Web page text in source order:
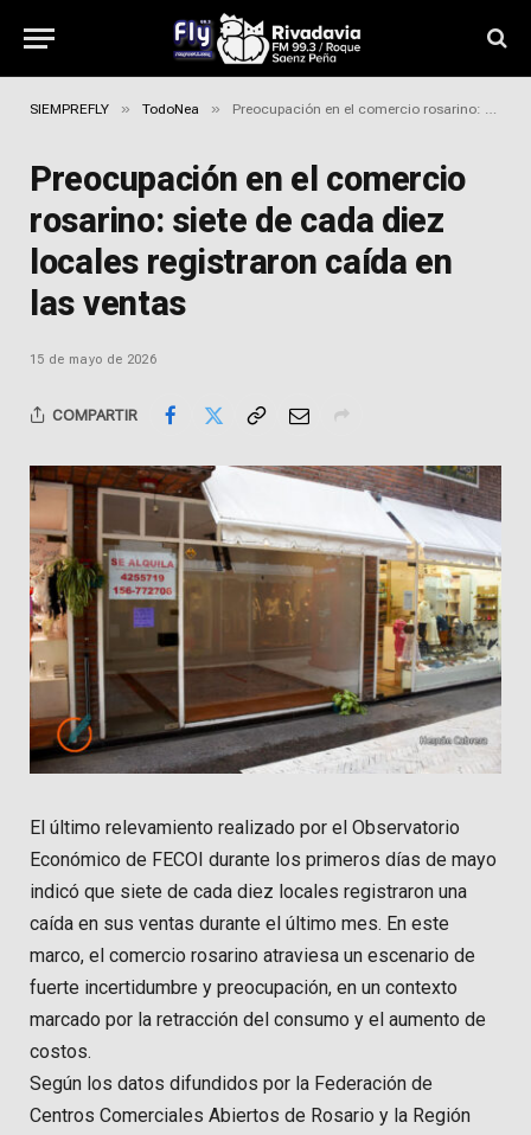
SIEMPREFLY » TodoNea » Preocupación en el comercio rosarino: siete de cada diez locales registraron caída en las ventas
Preocupación en el comercio
rosarino: siete de cada diez
locales registraron caída en
las ventas
15 de mayo de 2026
COMPARTIR
El último relevamiento realizado por el Observatorio
Económico de FECOI durante los primeros días de mayo
indicó que siete de cada diez locales registraron una
caída en sus ventas durante el último mes. En este
marco, el comercio rosarino atraviesa un escenario de
fuerte incertidumbre y preocupación, en un contexto
marcado por la retracción del consumo y el aumento de
costos.
Según los datos difundidos por la Federación de
Centros Comerciales Abiertos de Rosario y la Región